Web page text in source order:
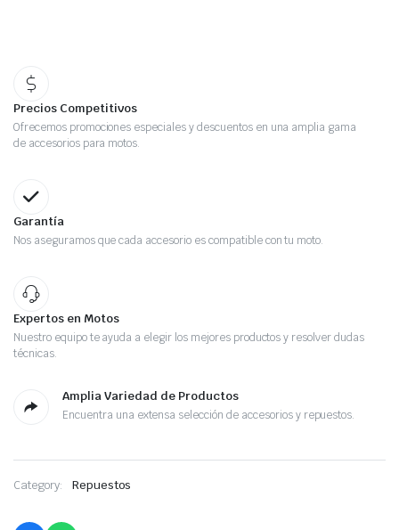
Precios Competitivos
Ofrecemos promociones especiales y descuentos en una amplia gama
de accesorios para motos.
Garantía
Nos aseguramos que cada accesorio es compatible con tu moto.
Expertos en Motos
Nuestro equipo te ayuda a elegir los mejores productos y resolver dudas
técnicas.
Amplia Variedad de Productos
Encuentra una extensa selección de accesorios y repuestos.
Category: Repuestos